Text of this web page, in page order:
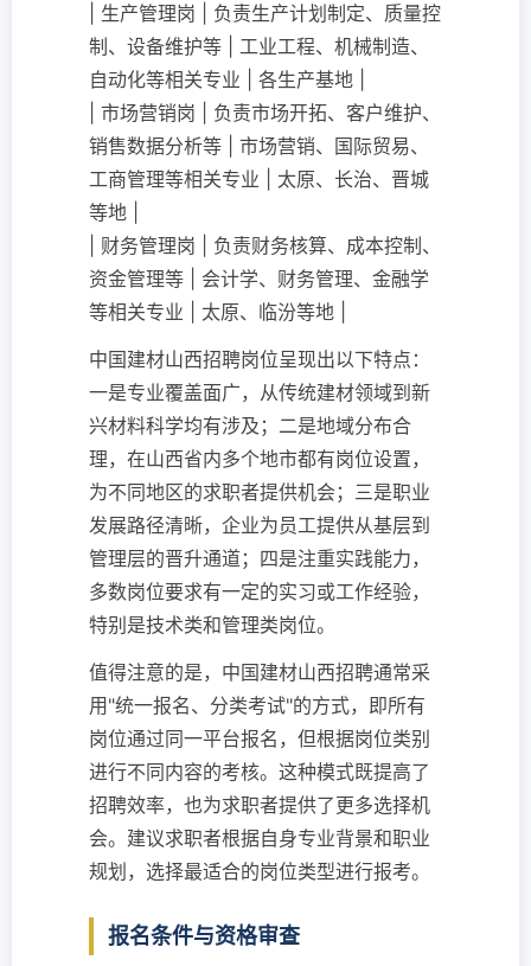
| 生产管理岗 | 负责生产计划制定、质量控
制、设备维护等 | 工业工程、机械制造、
自动化等相关专业 | 各生产基地 |
| 市场营销岗 | 负责市场开拓、客户维护、
销售数据分析等 | 市场营销、国际贸易、
工商管理等相关专业 | 太原、长治、晋城
等地 |
| 财务管理岗 | 负责财务核算、成本控制、
资金管理等 | 会计学、财务管理、金融学
等相关专业 | 太原、临汾等地 |
中国建材山西招聘岗位呈现出以下特点：
一是专业覆盖面广，从传统建材领域到新
兴材料科学均有涉及；二是地域分布合
理，在山西省内多个地市都有岗位设置，
为不同地区的求职者提供机会；三是职业
发展路径清晰，企业为员工提供从基层到
管理层的晋升通道；四是注重实践能力，
多数岗位要求有一定的实习或工作经验，
特别是技术类和管理类岗位。
值得注意的是，中国建材山西招聘通常采
用"统一报名、分类考试"的方式，即所有
岗位通过同一平台报名，但根据岗位类别
进行不同内容的考核。这种模式既提高了
招聘效率，也为求职者提供了更多选择机
会。建议求职者根据自身专业背景和职业
规划，选择最适合的岗位类型进行报考。
报名条件与资格审查